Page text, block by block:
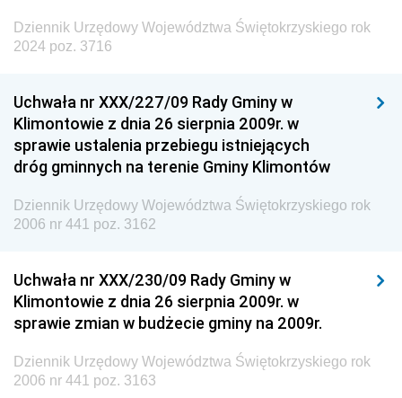
Dziennik Urzędowy Województwa Świętokrzyskiego rok
2024 poz. 3716
Uchwała nr XXX/227/09 Rady Gminy w
Klimontowie z dnia 26 sierpnia 2009r. w
sprawie ustalenia przebiegu istniejących
dróg gminnych na terenie Gminy Klimontów
Dziennik Urzędowy Województwa Świętokrzyskiego rok
2006 nr 441 poz. 3162
Uchwała nr XXX/230/09 Rady Gminy w
Klimontowie z dnia 26 sierpnia 2009r. w
sprawie zmian w budżecie gminy na 2009r.
Dziennik Urzędowy Województwa Świętokrzyskiego rok
2006 nr 441 poz. 3163